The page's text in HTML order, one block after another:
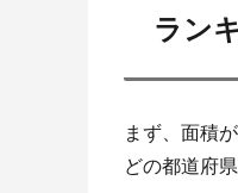
ラン
まず、面積
どの都道府